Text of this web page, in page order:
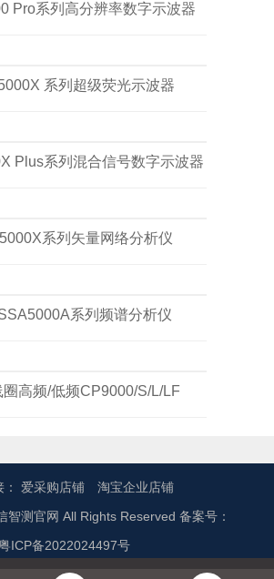
Pro系列高分辨率数字示波器
系列超级荧光示波器
Plus系列混合信号数字示波器
系列矢量网络分析仪
系列频谱分析仪
圈高频/低频CP9000/S/L/LF
爱采购店铺
淘宝企业店铺
智测官网 All Rights Reserved 备案号：
ICP备2022024497号